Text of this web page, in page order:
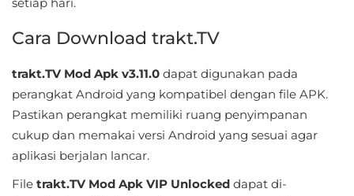
Local
Video
Players
&
Editors
Weather
Cara Download trakt.TV
trakt.TV Mod Apk v3.11.0 dapat digunakan pada
perangkat Android yang kompatibel dengan file APK.
Pastikan perangkat memiliki ruang penyimpanan
cukup dan memakai versi Android yang sesuai agar
aplikasi berjalan lancar.
File trakt.TV Mod Apk VIP Unlocked dapat di-